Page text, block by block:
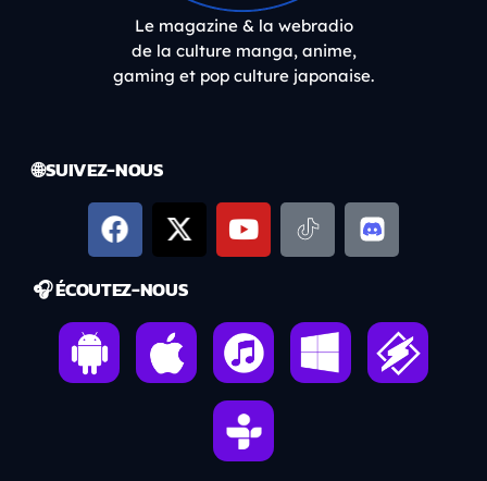
Le magazine & la webradio
de la culture manga, anime,
gaming et pop culture japonaise.
🌐 SUIVEZ-NOUS
🎧 ÉCOUTEZ-NOUS